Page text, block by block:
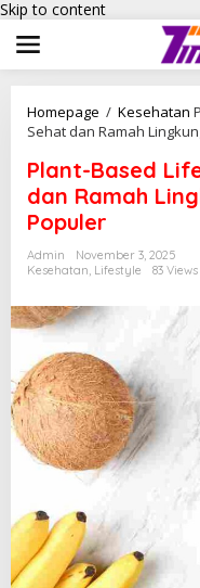
Skip to content
Homepage / Kesehatan
Sehat dan Ramah
Plant-Based
dan Ramah
Populer
Admin
November 3, 2025
Kesehatan, Lifestyle 83 Views